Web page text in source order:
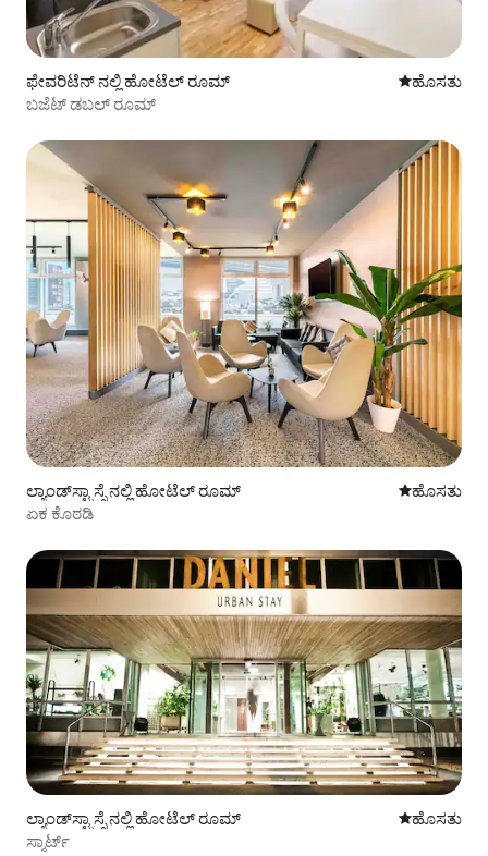
ಫೇವರಿಟೆನ್ ನಲ್ಲಿ ಹೋಟೆಲ್ ರೂಮ್ ವಾಸ್ತವ್ಯ
ಹೊಸತು
ಬಜೆಟ್ ಡಬಲ್ ರೂಮ್
ಲ್ಯಾಂಡ್‌ಸ್ಟ್ರಾಸ್ಸೆ ನಲ್ಲಿ ಹೋಟೆಲ್ ರೂಮ್ ವಾಸ್ತವ್ಯ
ಹೊಸತು
ಏಕ ಕೊಠಡಿ
ಲ್ಯಾಂಡ್‌ಸ್ಟ್ರಾಸ್ಸೆ ನಲ್ಲಿ ಹೋಟೆಲ್ ರೂಮ್ ವಾಸ್ತವ್ಯ
ಹೊಸತು
ಸ್ಮಾರ್ಟ್